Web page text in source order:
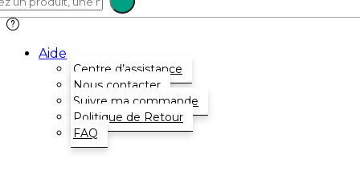
Aide
Centre d’assistance
Nous contacter
Suivre ma commande
Politique de Retour
FAQ